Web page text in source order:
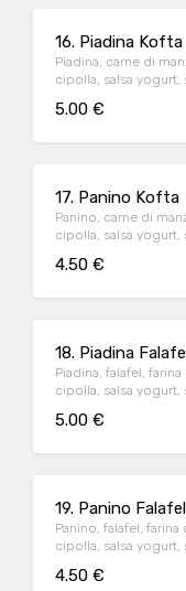
16. Piadina Kofta
Piadina, carne di
cipolla, salsa yogurt,
5.00 €
17. Panino Kofta
Panino, carne di
cipolla, salsa yogurt,
4.50 €
18. Piadina
Piadina, falafel,
cipolla, salsa yogurt,
5.00 €
19. Panino Falafel
Panino, falafel,
cipolla, salsa yogurt,
4.50 €